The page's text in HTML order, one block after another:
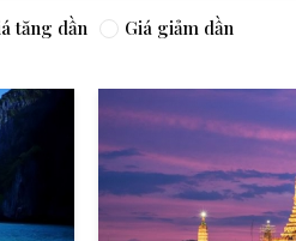
tăng dần Giá giảm dần